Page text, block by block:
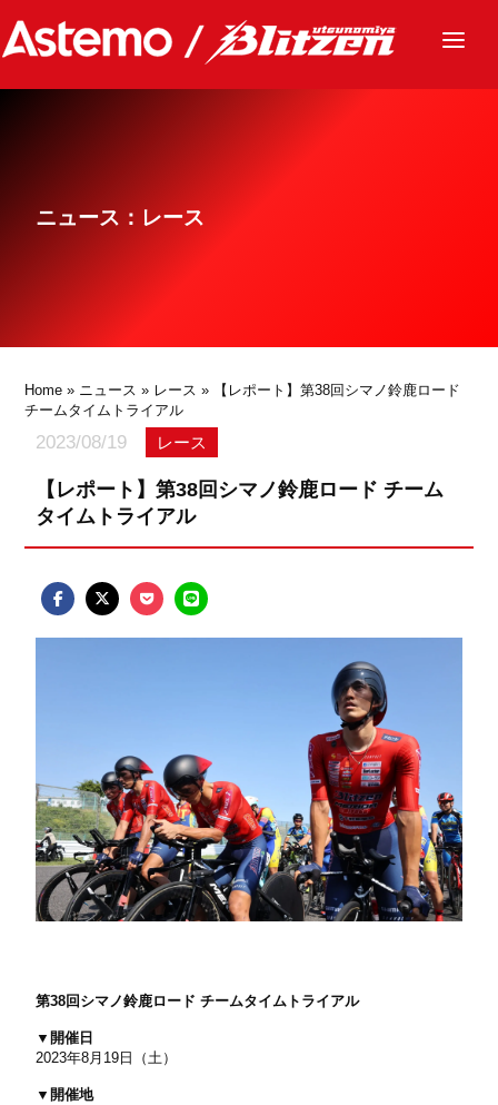
ニュース
グッズ
ニュース：レース
Home » ニュース » レース » 【レポート】第38回シマノ鈴鹿ロード
チームタイムトライアル
2023/08/19 レース
【レポート】第38回シマノ鈴鹿ロード チーム
タイムトライアル
第38回シマノ鈴鹿ロード チームタイムトライアル
▼開催日
2023年8月19日（土）
▼開催地